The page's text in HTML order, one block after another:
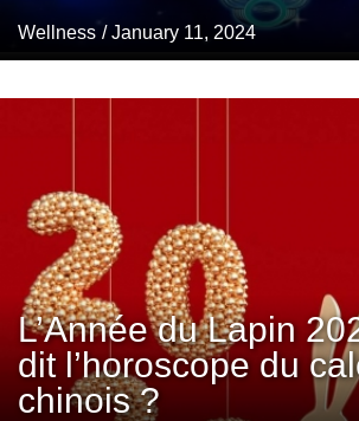
Wellness / January 11, 2024
L’Année du Lapin
dit l’horoscope du
chinois ?